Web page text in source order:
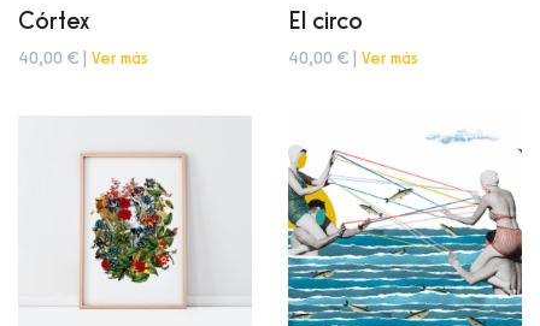
Córtex
40,00 € | Ver más
El circo
40,00 € | Ver más